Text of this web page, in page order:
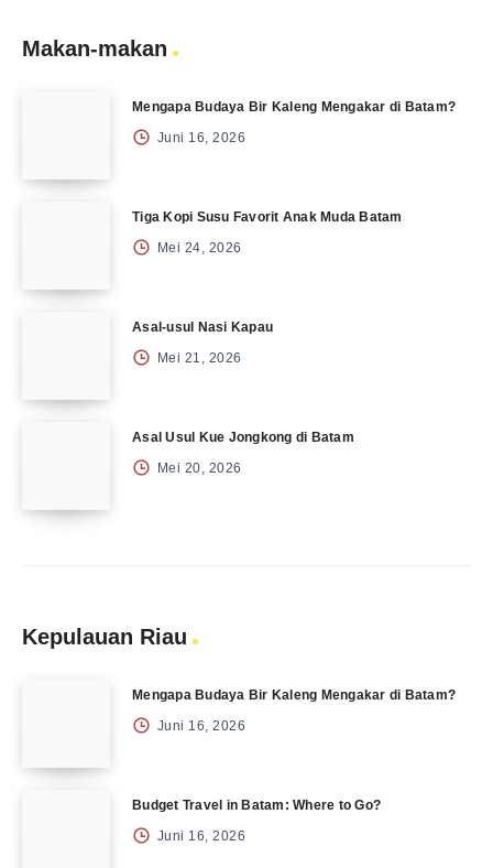
Makan-makan
Mengapa Budaya Bir Kaleng Mengakar di Batam?
Juni 16, 2026
Tiga Kopi Susu Favorit Anak Muda Batam
Mei 24, 2026
Asal-usul Nasi Kapau
Mei 21, 2026
Asal Usul Kue Jongkong di Batam
Mei 20, 2026
Kepulauan Riau
Mengapa Budaya Bir Kaleng Mengakar di Batam?
Juni 16, 2026
Budget Travel in Batam: Where to Go?
Juni 16, 2026